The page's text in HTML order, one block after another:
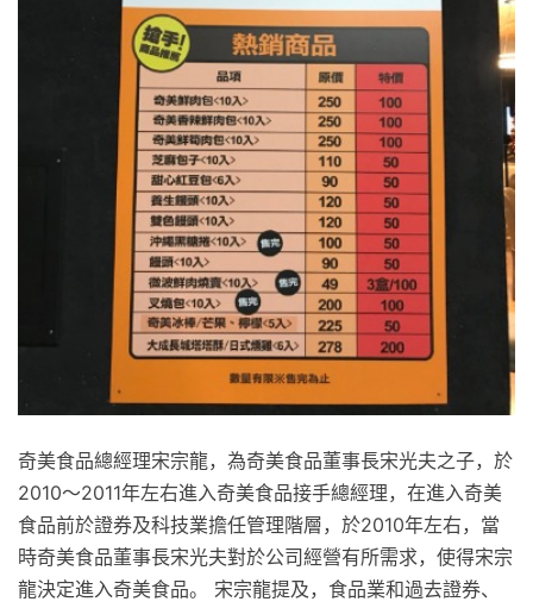
奇美食品總經理宋宗龍，為奇美食品董事長宋光夫之子，於
2010～2011年左右進入奇美食品接手總經理，在進入奇美
食品前於證券及科技業擔任管理階層，於2010年左右，當
時奇美食品董事長宋光夫對於公司經營有所需求，使得宋宗
龍決定進入奇美食品。 宋宗龍提及，食品業和過去證券、